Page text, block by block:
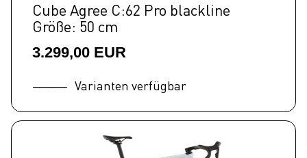
Cube Agree C:62 Pro blackline
Größe: 50 cm
3.299,00 EUR
Varianten verfügbar